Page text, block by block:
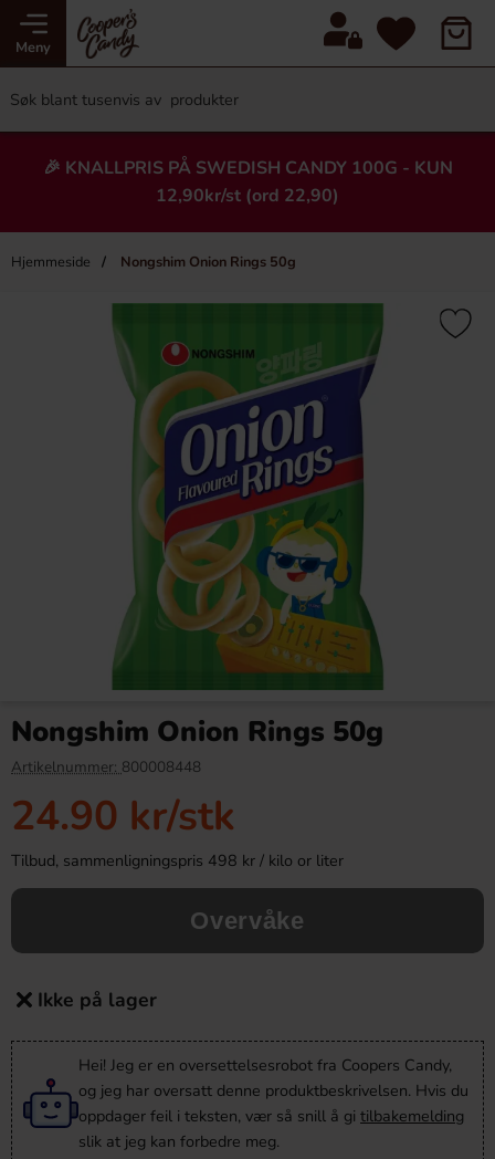
Meny
🎉 KNALLPRIS PÅ SWEDISH CANDY 100G - KUN
12,90kr/st (ord 22,90)
Hjemmeside Nongshim Onion Rings 50g
Heading
×
Köp
28.90 kr
Nongshim Onion Rings 50g
Artikelnummer: 800008448
24.90 kr/stk
Tilbud, sammenligningspris 498 kr / kilo or liter
Overvåke
Ikke på lager
Hei! Jeg er en oversettelsesrobot fra Coopers Candy,
og jeg har oversatt denne produktbeskrivelsen. Hvis du
oppdager feil i teksten, vær så snill å gi tilbakemelding
slik at jeg kan forbedre meg.